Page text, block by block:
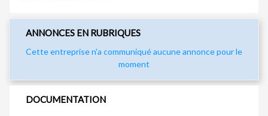
ANNONCES EN RUBRIQUES
Cette entreprise n'a communiqué aucune annonce pour le
moment
DOCUMENTATION